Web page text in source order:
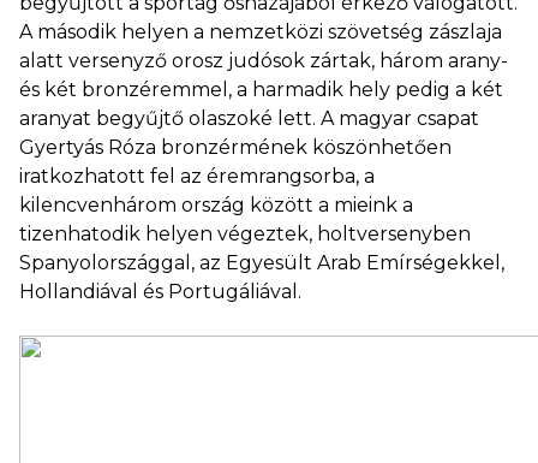
A második helyen a nemzetközi szövetség zászlaja
alatt versenyző orosz judósok zártak, három arany-
és két bronzéremmel, a harmadik hely pedig a két
aranyat begyűjtő olaszoké lett. A magyar csapat
Gyertyás Róza bronzérmének köszönhetően
iratkozhatott fel az éremrangsorba, a
kilencvenhárom ország között a mieink a
tizenhatodik helyen végeztek, holtversenyben
Spanyolországgal, az Egyesült Arab Emírségekkel,
Hollandiával és Portugáliával.